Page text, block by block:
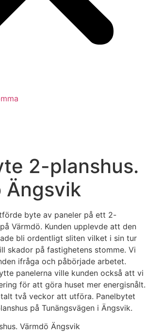
2-planshus.
Ängsvik
byte av paneler på ett 2-
Värmdö. Kunden upplevde att den
bli ordentligt sliten vilket i sin tur
skador på fastighetens stomme. Vi
ifråga och påbörjade arbetet.
panelerna ville kunden också att vi
för att göra huset mer energisnålt.
två veckor att utföra. Panelbytet
på Tunängsvägen i Ängsvik.